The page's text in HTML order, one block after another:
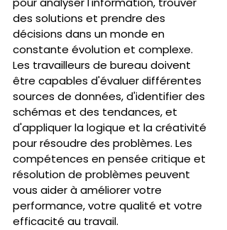
des solutions et prendre des
décisions dans un monde en
constante évolution et complexe.
Les travailleurs de bureau doivent
être capables d'évaluer différentes
sources de données, d'identifier des
schémas et des tendances, et
d'appliquer la logique et la créativité
pour résoudre des problèmes. Les
compétences en pensée critique et
résolution de problèmes peuvent
vous aider à améliorer votre
performance, votre qualité et votre
efficacité au travail.